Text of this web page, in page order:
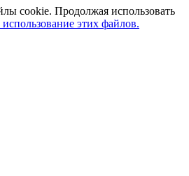
cookie. Продолжая использовать
использование этих файлов.